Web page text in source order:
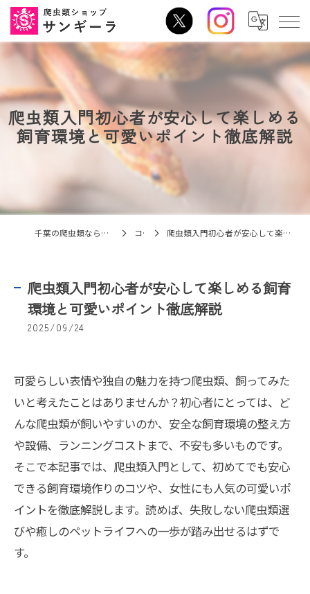
爬虫類入門初心者が安心して楽しめる
飼育環境と可愛いポイント徹底解説
千葉の爬虫類なら爬虫類ショップ サンギーラ コラム 爬虫類入門初心者が安心して楽しめる飼育環境と可愛いポイント徹底解説
爬虫類入門初心者が安心して楽しめる飼育
環境と可愛いポイント徹底解説
2025/09/24
可愛らしい表情や独自の魅力を持つ爬虫類、飼ってみた
いと考えたことはありませんか？初心者にとっては、ど
んな爬虫類が飼いやすいのか、安全な飼育環境の整え方
や設備、ランニングコストまで、不安も多いものです。
そこで本記事では、爬虫類入門として、初めてでも安心
できる飼育環境作りのコツや、女性にも人気の可愛いポ
イントを徹底解説します。読めば、失敗しない爬虫類選
びや癒しのペットライフへの一歩が踏み出せるはずで
す。